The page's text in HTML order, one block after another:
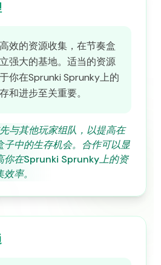
效的资源收集，在节奏盒
强大的基地。适当的资源
你在Sprunki Sprunky上的
和进步至关重要。
与其他玩家组队，以提高在
子中的生存机会。合作可以显
你在Sprunki Sprunky上的资
率。